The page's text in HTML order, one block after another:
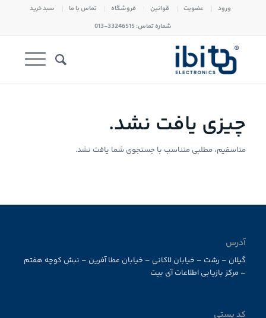
ورود عضویت قوانین فروشگاه تماس با ما
سبد خرید
شماره تماس: 33246515-013
چیزی یافت نشد.
متاسفیم، مطلبی متناسب با جستجوی شما یافت نشد.
آدرس
گیلان – رشت – خیابان لاکانی – خیابان عطا آفرین – نبش کوچه هفتم
– مرکز بازیابی اطلاعات آی بیت
کد پستی